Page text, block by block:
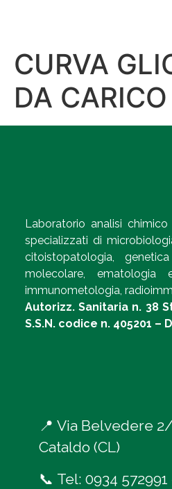
CURVA
DA CARICO
Laboratorio analisi
specializzati di
citoistopatologia,
molecolare, ematologia
immunometologia,
Autorizz. Sanitaria n. 38
S.S.N. codice n. 405201 –
📍 Via Belvedere 2/
Cataldo (CL)
📞 Tel: 0934 572991